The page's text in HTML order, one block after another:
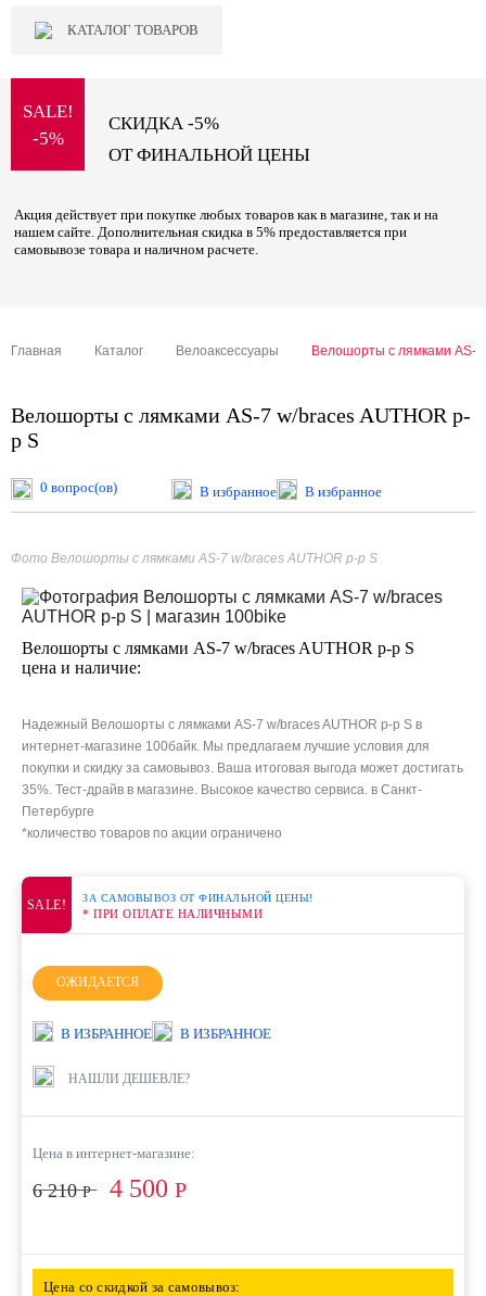
КАТАЛОГ ТОВАРОВ
SALE!
-5%
СКИДКА -5%
ОТ ФИНАЛЬНОЙ ЦЕНЫ
Акция действует при покупке любых товаров как в магазине, так и на
нашем сайте. Дополнительная скидка в 5% предоставляется при
самовывозе товара и наличном расчете.
Главная Каталог Велоаксессуары Велошорты с лямками AS-7
Велошорты с лямками AS-7 w/braces AUTHOR р-
р S
0 вопрос(ов) В избранное В избранное
Фото Велошорты с лямками AS-7 w/braces AUTHOR р-р S
Велошорты с лямками AS-7 w/braces AUTHOR р-р S
цена и наличие:
Надежный Велошорты с лямками AS-7 w/braces AUTHOR р-р S в
интернет-магазине 100байк. Мы предлагаем лучшие условия для
покупки и скидку за самовывоз. Ваша итоговая выгода может достигать
35%. Тест-драйв в магазине. Высокое качество сервиса. в Санкт-
Петербурге
*количество товаров по акции ограничено
SALE! ЗА САМОВЫВОЗ ОТ ФИНАЛЬНОЙ ЦЕНЫ!
* ПРИ ОПЛАТЕ НАЛИЧНЫМИ
ОЖИДАЕТСЯ
В ИЗБРАННОЕ В ИЗБРАННОЕ
НАШЛИ ДЕШЕВЛЕ?
Цена в интернет-магазине:
6 210Р 4 500 Р
Цена со скидкой за самовывоз: